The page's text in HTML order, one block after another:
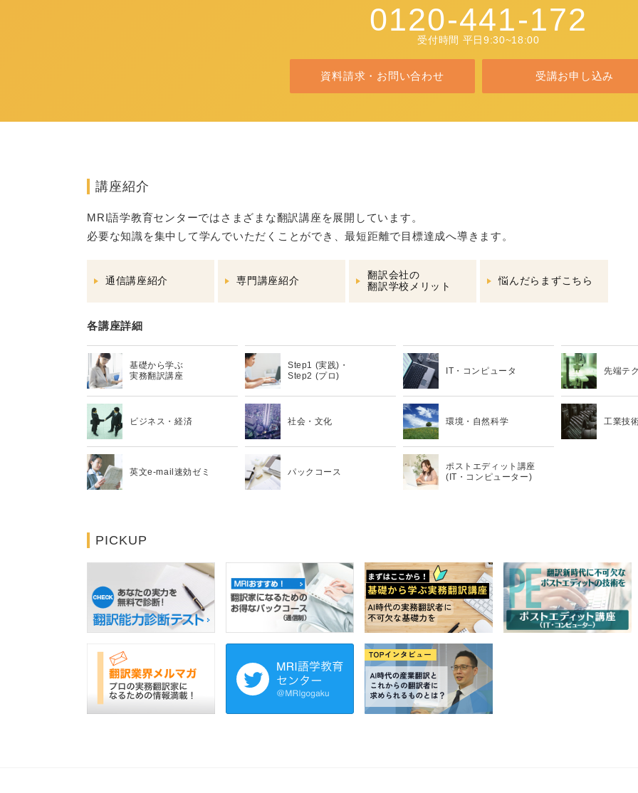
0120-441-172
受付時間 平日9:30~18:00
資料請求・お問い合わせ 受講お申し込み
講座紹介
MRI語学教育センターではさまざまな翻訳講座を展開しています。
必要な知識を集中して学んでいただくことができ、最短距離で目標達成へ導きます。
通信講座紹介 専門講座紹介
翻訳会社の
翻訳学校メリット
悩んだらまずこちら
各講座詳細
基礎から学ぶ
実務翻訳講座
Step1 (実践)・
Step2 (プロ)
IT・コンピュータ 先端テ
ビジネス・経済 社会・文化 環境・自然科学 工業技
英文e-mail速効ゼミ パックコース
ポストエディット講座
(IT・コンピューター)
PICKUP